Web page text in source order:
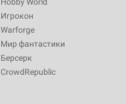
Hobby World
Игрокон
Warforge
Мир фантастики
Берсерк
CrowdRepublic